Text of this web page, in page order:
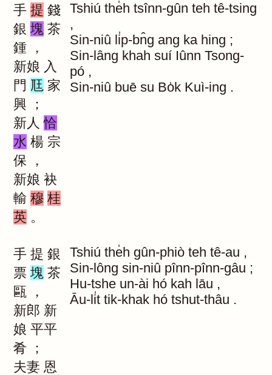
手 提 錢
銀 塊 茶
鍾
，
新娘 入
門 尫 家
興
；
新人 恰
水 楊 宗
保
，
新娘 袂
輸 穆 桂
英 。
Tshiú the̍h tsînn-gûn teh tê-tsing
,
Sin-niû li̍p-bn̂g ang ka hing ;
Sin-lâng khah suí Iûnn Tsong-
pó ,
Sin-niû buē su Bo̍k Kuì-ing .
手 提 銀
票 塊 茶
甌
，
新郎 新
娘 平平
肴
；
夫妻 恩
Tshiú the̍h gûn-phiò teh tê-au ,
Sin-lông sin-niû pînn-pînn-gâu ;
Hu-tshe un-ài hó kah lāu ,
Āu-li̍t tik-khak hó tshut-thâu .